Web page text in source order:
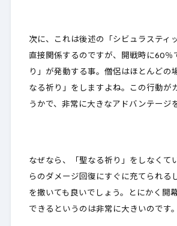
次に、これは後述の「シビュラスティ
直接関係する のですが、 開戦時に60％
り」が発動する事。僧侶はほとんどの
なる祈り」をしますよね。この行動が
うかで、非常に大きなアドバンテージ
なぜなら、「聖なる祈り」をしなくて
らのダメージ回復にすぐに充てられる
を撒いても良いでしょう。とにかく 開
できるというのは非常に大きいのです。